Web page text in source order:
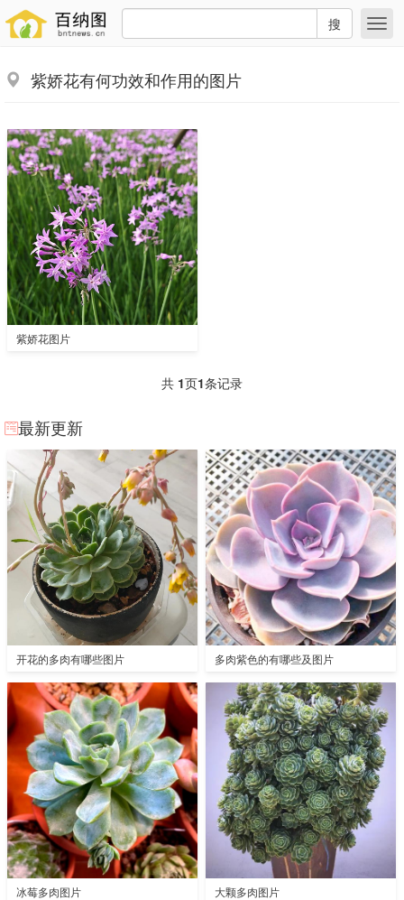
搜
紫娇花有何功效和作用的图片
紫娇花图片
共 1页1条记录
最新更新
开花的多肉有哪些图片 多肉紫色的有哪些及图片
冰莓多肉图片 大颗多肉图片